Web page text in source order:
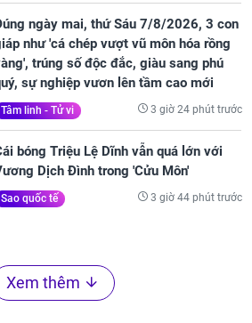
ngày mai, thứ Sáu 7/8/2026, 3 con
như 'cá chép vượt vũ môn hóa rồng
trúng số độc đắc, giàu sang phú
sự nghiệp vươn lên tầm cao mới
Tâm linh - Tử vi 3 giờ 24 phút trước
bóng Triệu Lệ Dĩnh vẫn quá lớn với
Dịch Đình trong 'Cửu Môn'
Sao quốc tế 3 giờ 44 phút trước
Xem thêm